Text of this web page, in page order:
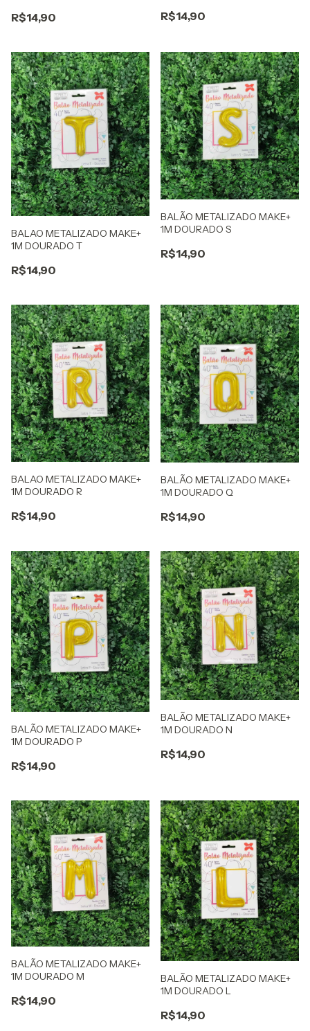
R$14,90 R$14,90
BALAO METALIZADO MAKE+
1M DOURADO T
R$14,90
BALÃO METALIZADO MAKE+
1M DOURADO S
R$14,90
BALAO METALIZADO MAKE+
1M DOURADO R
R$14,90
BALÃO METALIZADO MAKE+
1M DOURADO Q
R$14,90
BALÃO METALIZADO MAKE+
1M DOURADO P
R$14,90
BALÃO METALIZADO MAKE+
1M DOURADO N
R$14,90
BALÃO METALIZADO MAKE+
1M DOURADO M
R$14,90
BALÃO METALIZADO MAKE+
1M DOURADO L
R$14,90